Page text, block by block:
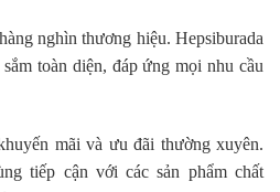
nghìn thương hiệu. Hepsiburada
toàn diện, đáp ứng mọi nhu cầu
mãi và ưu đãi thường xuyên.
tiếp cận với các sản phẩm chất